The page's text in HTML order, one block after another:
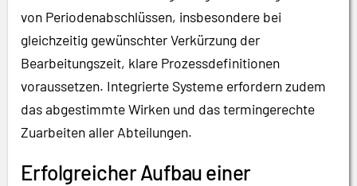
von Periodenabschlüssen, insbesondere bei
gleichzeitig gewünschter Verkürzung der
Bearbeitungszeit, klare Prozessdefinitionen
voraussetzen. Integrierte Systeme erfordern zudem
das abgestimmte Wirken und das termingerechte
Zuarbeiten aller Abteilungen.
Erfolgreicher Aufbau einer